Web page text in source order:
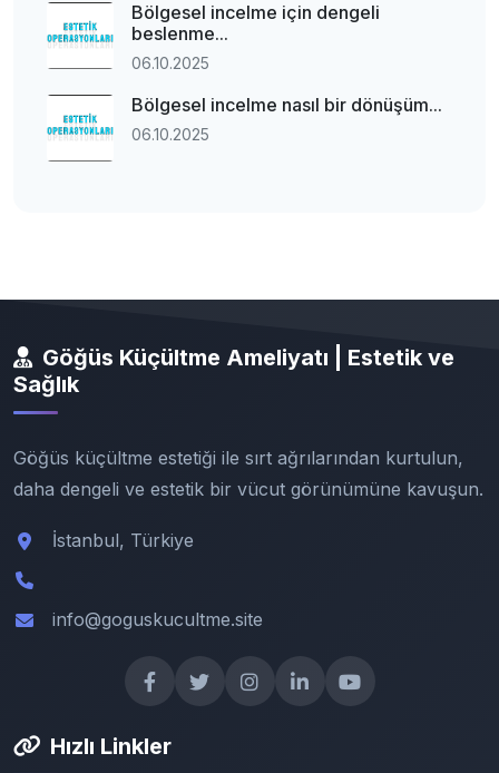
Bölgesel incelme için dengeli
beslenme...
06.10.2025
Bölgesel incelme nasıl bir dönüşüm...
06.10.2025
Göğüs Küçültme Ameliyatı | Estetik ve
Sağlık
Göğüs küçültme estetiği ile sırt ağrılarından kurtulun,
daha dengeli ve estetik bir vücut görünümüne kavuşun.
İstanbul, Türkiye
info@goguskucultme.site
Hızlı Linkler